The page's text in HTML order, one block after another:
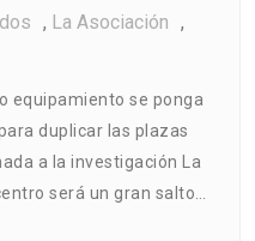
, La Asociación ,
equipamiento se ponga
duplicar las plazas
a la investigación La
será un gran salto…